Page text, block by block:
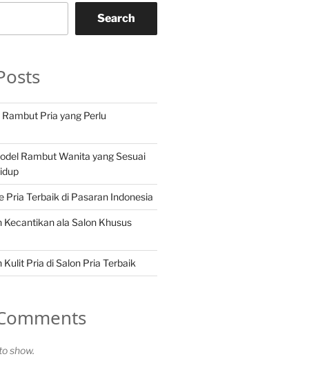
Search
Pria yang Perlu
Rambut Wanita yang Sesuai
Pria Terbaik di Pasaran Indonesia
Kecantikan ala Salon Khusus
Pria di Salon Pria Terbaik
show.